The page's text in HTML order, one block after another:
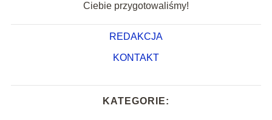
Ciebie przygotowaliśmy!
REDAKCJA
KONTAKT
KATEGORIE: